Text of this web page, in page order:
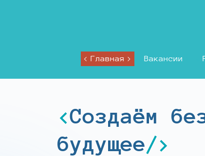
Главная Вакансии
Создаём
будущее